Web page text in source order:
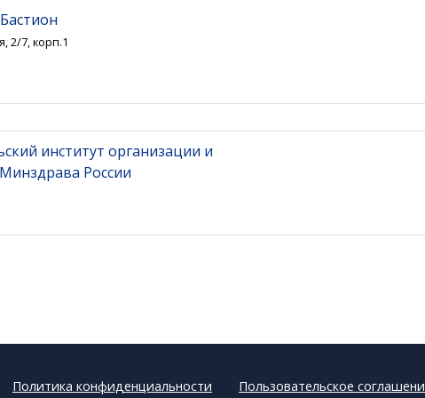
2/7, корп.1
институт организации и
России
Политика конфиденциальности Пользовательское